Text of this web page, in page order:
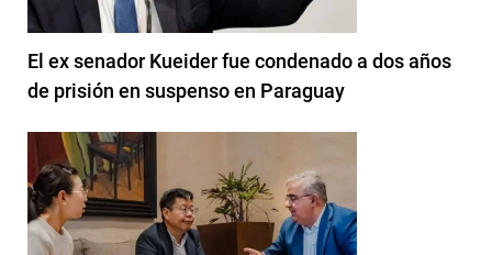
El ex senador Kueider fue condenado a dos años
de prisión en suspenso en Paraguay